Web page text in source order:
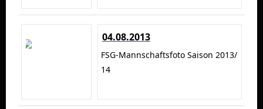
04.08.2013
FSG-Mannschaftsfoto Saison 2013/
14